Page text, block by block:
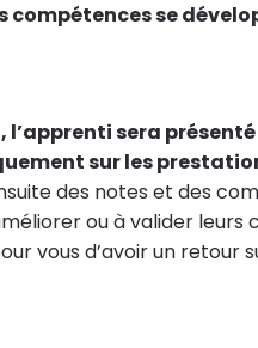
compétences se
l’apprenti sera
sur les
des notes et des
ou à valider
vous d’avoir un retour